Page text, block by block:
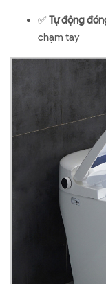
✅Tự động
chạm tay